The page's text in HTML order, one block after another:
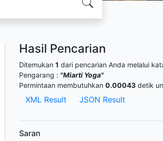
Hasil Pencarian
Ditemukan 1 dari pencarian Anda melalui
Pengarang : "Miarti Yoga"
Permintaan membutuhkan 0.00043 detik
XML Result JSON Result
Saran